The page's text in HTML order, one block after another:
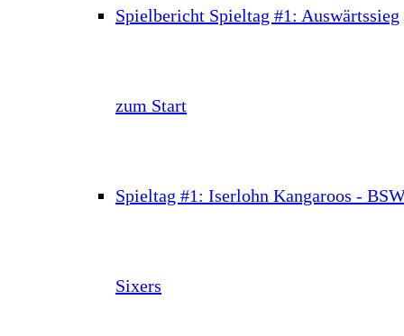
Spielbericht Spieltag #1: Auswärtssieg
zum Start
Spieltag #1: Iserlohn Kangaroos -
Sixers